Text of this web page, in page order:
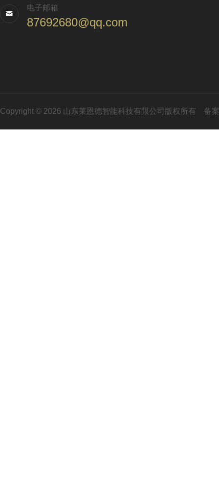
电子邮箱
87692680@qq.com
Copyright © 2026 山东莱恩德智能科技有限公司版权所有 备